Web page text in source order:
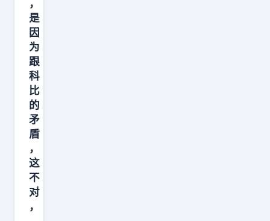
时
的
想
法
是
：
‘
不
行
，
我
就
要
的
第
二
核
心
夺
冠
，
又
独
自
因
其
实
是
续
约
谈
判
。
湖
人
管
理
，
是
因
为
跟
科
比
的
矛
盾
，
这
不
对
，